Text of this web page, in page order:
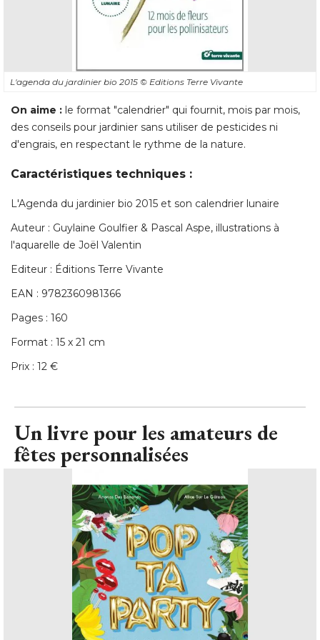
L'agenda du jardinier bio 2015 © Editions Terre Vivante
On aime : le format "calendrier" qui fournit, mois par mois,
des conseils pour jardinier sans utiliser de pesticides ni
d'engrais, en respectant le rythme de la nature.
Caractéristiques techniques :
L'Agenda du jardinier bio 2015 et son calendrier lunaire
Auteur : Guylaine Goulfier & Pascal Aspe, illustrations à
l'aquarelle de Joël Valentin
Editeur : Éditions Terre Vivante
EAN : 9782360981366
Pages : 160
Format : 15 x 21 cm
Prix : 12 €
Un livre pour les amateurs de
fêtes personnalisées